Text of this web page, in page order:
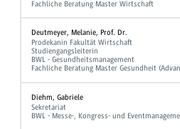
Fachliche Beratung Master Wirtschaft
Deutmeyer, Melanie, Prof. Dr.
Prodekanin Fakultät Wirtschaft
Studiengangsleiterin
BWL - Gesundheitsmanagement
Fachliche Beratung Master Gesundheit
Diehm, Gabriele
Sekretariat
BWL - Messe-, Kongress- und